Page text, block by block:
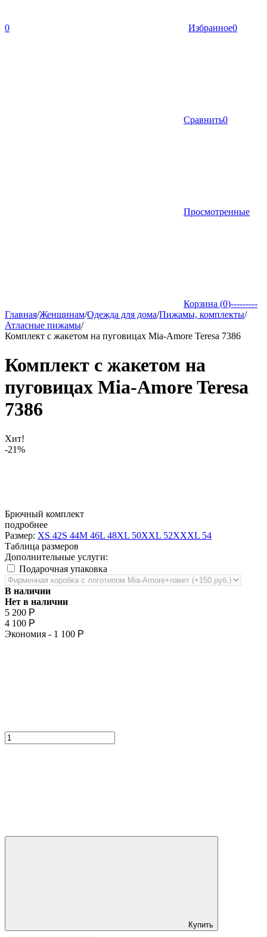
0 Избранное0
Сравнить0
Просмотренные
Корзина (0)---------
Главная/Женщинам/Одежда для дома/Пижамы, комплекты/
Атласные пижамы/
Комплект с жакетом на пуговицах Mia-Amore Teresa 7386
Комплект с жакетом на
пуговицах Mia-Amore Teresa
7386
Хит!
-21%
Брючный комплект
подробнее
Размер: XS 42S 44M 46L 48XL 50XXL 52XXXL 54
Таблица размеров
Дополнительные услуги:
Подарочная упаковка
В наличии
Нет в наличии
5 200 Р
4 100 Р
Экономия - 1 100 Р
Купить